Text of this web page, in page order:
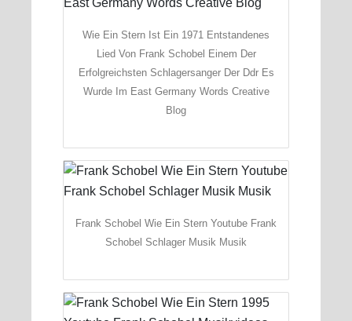
Wie Ein Stern Ist Ein 1971 Entstandenes
Lied Von Frank Schobel Einem Der
Erfolgreichsten Schlagersanger Der Ddr Es
Wurde Im East Germany Words Creative
Blog
Frank Schobel Wie Ein Stern Youtube Frank
Schobel Schlager Musik Musik